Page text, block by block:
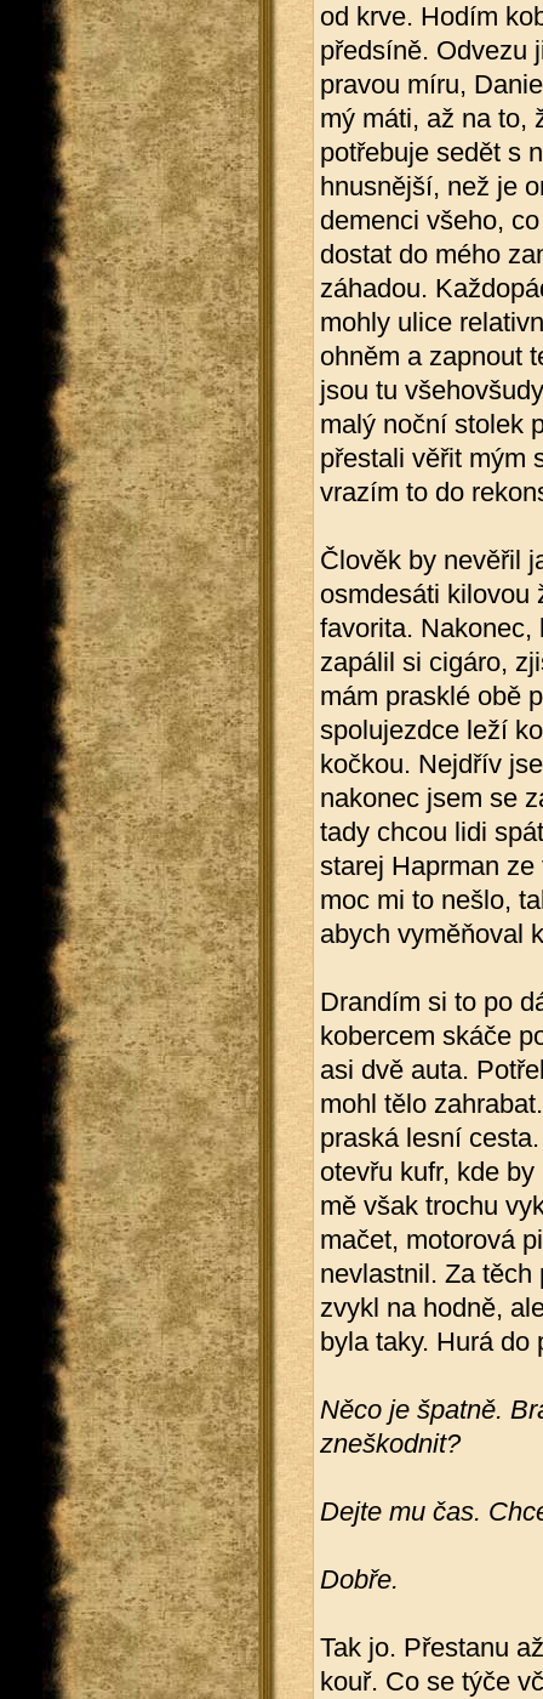
od krve. Hodím
předsíně. Odvezu
pravou míru,
mý máti, až na to,
potřebuje sedět s
hnusnější, než je
demenci všeho,
dostat do mého
záhadou.
mohly ulice
ohněm a zapnout
jsou tu
malý noční stolek
přestali věřit mým
vrazím to do
Člověk by nevěřil
osmdesáti kilovou
favorita. Nakonec,
zapálil si cigáro,
mám prasklé obě
spolujezdce leží
kočkou. Nejdřív
nakonec jsem se
tady chcou lidi
starej Haprman
moc mi to nešlo,
abych vyměňoval
Drandím si to po
kobercem skáče
asi dvě auta.
mohl tělo
praská lesní
otevřu kufr, kde
mě však trochu
mačet, motorová
nevlastnil. Za
zvykl na hodně,
byla taky. Hurá do
Něco je špatně.
zneškodnit?
Dejte mu čas.
Dobře.
Tak jo. Přestanu
kouř. Co se týče